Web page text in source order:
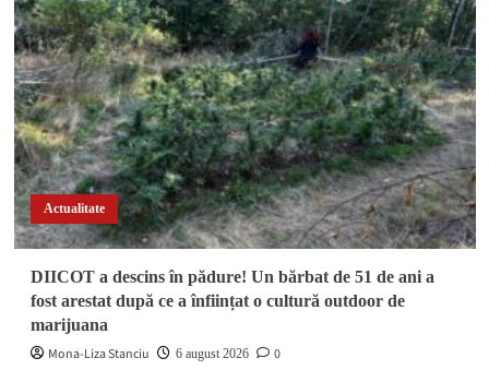
Actualitate
DIICOT a descins în pădure! Un bărbat de 51 de ani a
fost arestat după ce a înființat o cultură outdoor de
marijuana
Mona-Liza Stanciu
6 august 2026 0